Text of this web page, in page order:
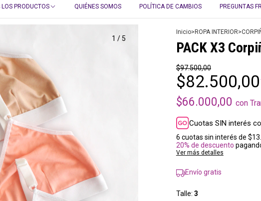
PRODUCTOS QUIÉNES SOMOS POLÍTICA DE CAMBIOS PREGUNTAS
1 / 5
Inicio> ROPA INTERIOR>
PACK X3
$97.500,00
$82.500,00
$66.000,00 con
Cuotas SIN interés
6 cuotas sin interés de
20% de descuento
Ver más detalles
Envío gratis
Talle: 3